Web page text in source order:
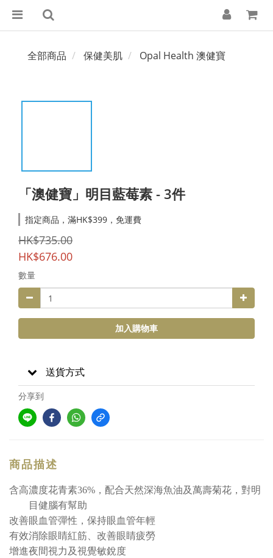
全部商品 保健美肌 Opal Health 澳健寶
「澳健寶」明目藍莓素 - 3件
指定商品，滿HK$399，免運費
HK$735.00
HK$676.00
數量
加入購物車
送貨方式
分享到
商品描述
含高濃度花青素36% ，配合天然深海魚油及萬壽菊花，對明
目健腦有幫助
改善眼血管彈性，保持眼血管年輕
有效消除眼睛紅筋、改善眼睛疲勞
增進夜間視力及視覺敏銳度